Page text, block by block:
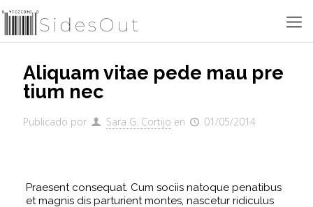
Aliquam vitae pede mau pre
tium nec
Publicado por Sara G. Cortijo en 01/05/2014
Praesent consequat. Cum sociis natoque penatibus
et magnis dis parturient montes, nascetur ridiculus